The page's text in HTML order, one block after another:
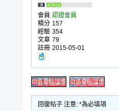
會員 認證會員
積分 157
經驗 354
文章 79
註冊 2015-05-01
回復帖子 注意: *為必填項